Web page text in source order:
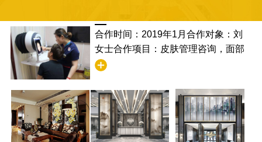
合作时间：2019年1月合作对象：刘
女士合作项目：皮肤管理咨询，面部
清洁合作满意度：非常满意，并且学